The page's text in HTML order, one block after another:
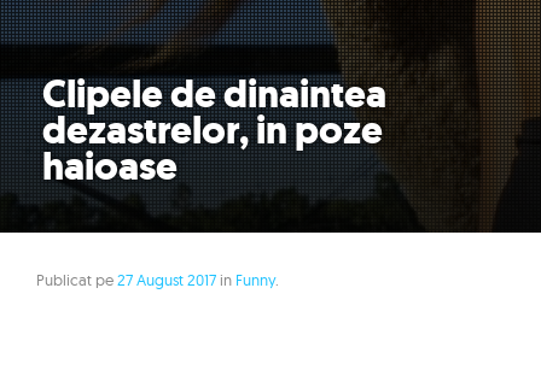
Clipele de dinaintea
dezastrelor, in poze
haioase
Publicat pe27 August 2017 in Funny.